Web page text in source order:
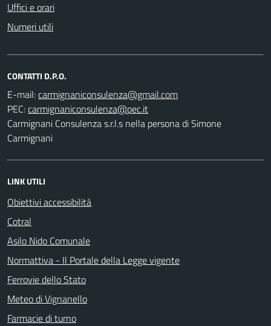
Uffici e orari
Numeri utili
CONTATTI D.P.O.
E-mail:
PEC:
Carmignani Consulenza s.r.l.s nella persona di Simone
Carmignani
LINK UTILI
Obiettivi accessibilità
Cotral
Asilo Nido Comunale
Normattiva - Il Portale della Legge vigente
Ferrovie dello Stato
Meteo di Vignanello
Farmacie di turno